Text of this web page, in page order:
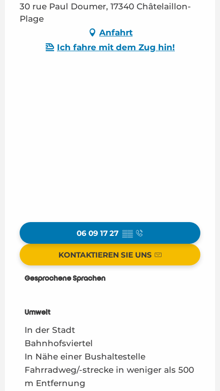
30 rue Paul Doumer, 17340 Châtelaillon-
Plage
Anfahrt
Ich fahre mit dem Zug hin!
06 09 17 27 ▒▒
KONTAKTIEREN SIE UNS
Gesprochene Sprachen
Gesprochene Sprachen
Umwelt
Umwelt
In der Stadt
Bahnhofsviertel
In Nähe einer Bushaltestelle
Fahrradweg/-strecke in weniger als 500
m Entfernung